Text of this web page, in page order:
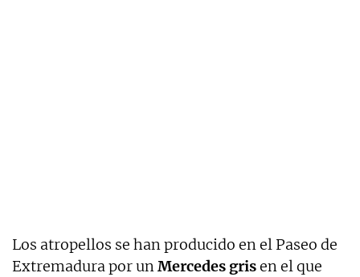
Los atropellos se han producido en el Paseo de
Extremadura por unMercedes grisen el que